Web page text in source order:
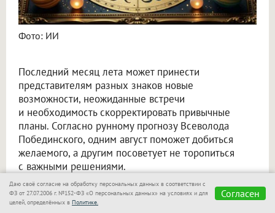
Фото: ИИ
Последний месяц лета может принести
представителям разных знаков новые
возможности, неожиданные встречи
и необходимость скорректировать привычные
планы. Согласно рунному прогнозу Всеволода
Побединского, одним август поможет добиться
желаемого, а другим посоветует не торопиться
с важными решениями.
Овен
Даю своё согласие на обработку персональных данных в соответствии с
ФЗ от 27.07.2006 г. №152-ФЗ «О персональных данных» на условиях и для
целей, определённых в Политике.
Согласен